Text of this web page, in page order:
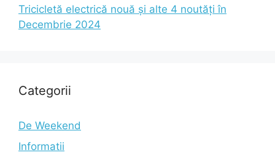
Tricicletă electrică nouă și alte 4 noutăți în
Decembrie 2024
Categorii
De Weekend
Informatii